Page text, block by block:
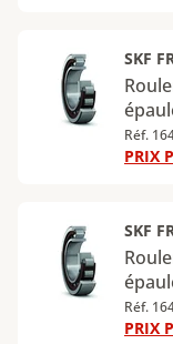
SKF
: 180
kN
Réf.
PRIX
SKF
: 180
Réf.
PRIX